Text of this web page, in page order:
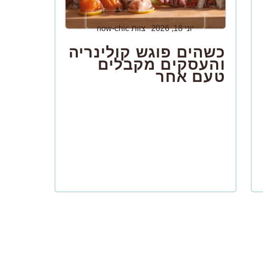
יוני 18, 2026 צוות now-chic
כשהים פוגש קולינריה
והעסקים מקבלים
טעם אחר